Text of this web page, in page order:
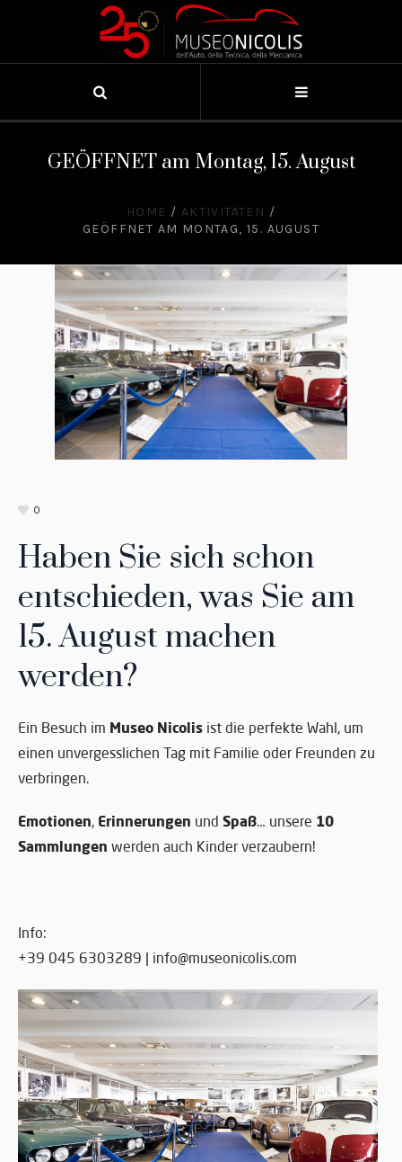
GEÖFFNET am Montag, 15. August
HOME / AKTIVITÄTEN /
GEÖFFNET AM MONTAG, 15. AUGUST
0
Haben Sie sich schon
entschieden, was Sie am
15. August machen
werden?
Ein Besuch im Museo Nicolis ist die perfekte Wahl, um
einen unvergesslichen Tag mit Familie oder Freunden zu
verbringen.
Emotionen, Erinnerungen und Spaß… unsere 10
Sammlungen werden auch Kinder verzaubern!
Info:
+39 045 6303289 | info@museonicolis.com